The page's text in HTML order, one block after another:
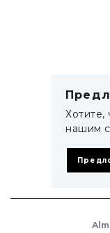
Хотите,
нашим